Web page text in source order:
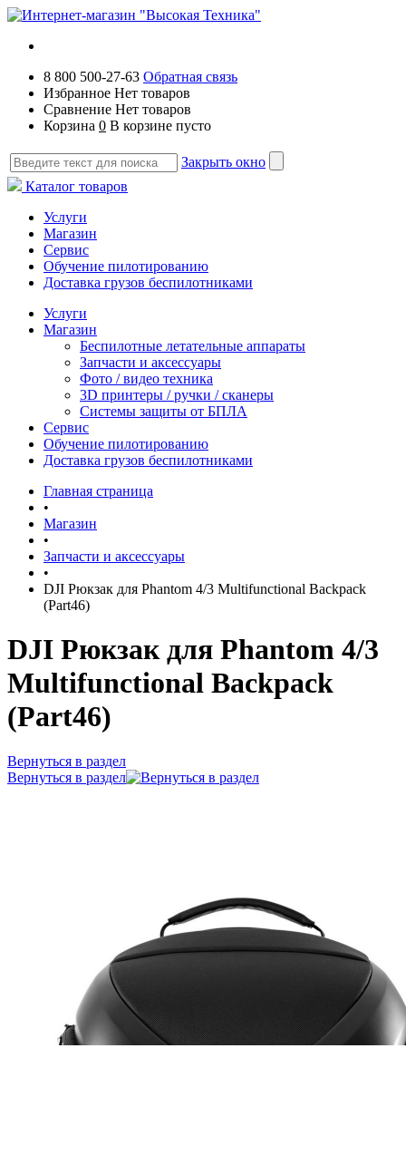
8 800 500-27-63 Обратная связь
Избранное Нет товаров
Сравнение Нет товаров
Корзина 0 В корзине пусто
Закрыть окно
Каталог товаров
Услуги
Магазин
Сервис
Обучение пилотированию
Доставка грузов беспилотниками
Услуги
Магазин
Беспилотные летательные аппараты
Запчасти и аксессуары
Фото / видео техника
3D принтеры / ручки / сканеры
Системы защиты от БПЛА
Сервис
Обучение пилотированию
Доставка грузов беспилотниками
Главная страница
•
Магазин
•
Запчасти и аксессуары
•
DJI Рюкзак для Phantom 4/3 Multifunctional Backpack
(Part46)
DJI Рюкзак для Phantom 4/3
Multifunctional Backpack
(Part46)
Вернуться в раздел
Вернуться в раздел